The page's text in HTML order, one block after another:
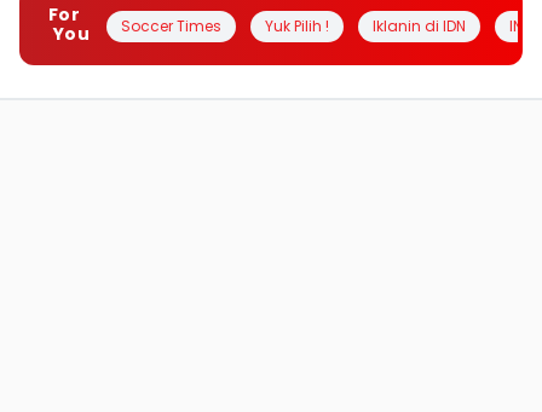
For
You
Soccer Times Yuk Pilih ! Iklanin di IDN